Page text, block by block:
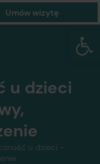
u dzieci
u dzieci –
Umów wizytę